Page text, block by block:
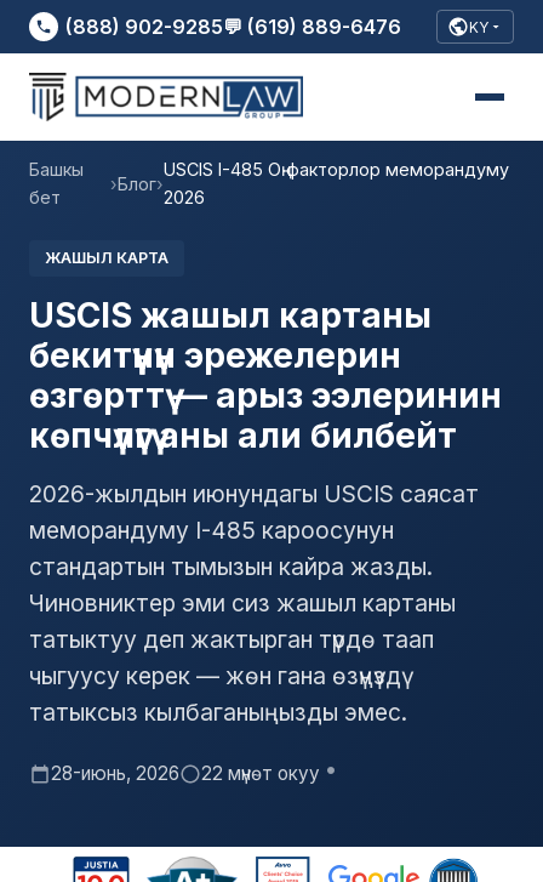
(888) 902-9285💬 (619) 889-6476 KY
Башкы
бет
›Блог›
USCIS I-485 Оң факторлор меморандуму
2026
ЖАШЫЛ КАРТА
USCIS жашыл картаны
бекитүүнүн эрежелерин
өзгөрттү — арыз ээлеринин
көпчүлүгү аны али билбейт
2026-жылдын июнундагы USCIS саясат
меморандуму I-485 кароосунун
стандартын тымызын кайра жазды.
Чиновниктер эми сиз жашыл картаны
татыктуу деп жактырган түрдө таап
чыгуусу керек — жөн гана өзүңүздү
татыксыз кылбаганыңызды эмес.
28-июнь, 2026 22 мүнөт окуу